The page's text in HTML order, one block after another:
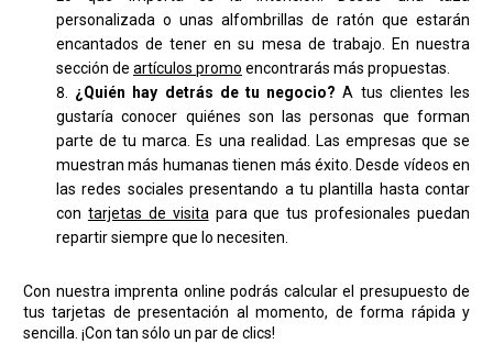
personalizada o unas alfombrillas de ratón que estarán
encantados de tener en su mesa de trabajo. En nuestra
sección de artículos promo encontrarás más propuestas.
¿Quién hay detrás de tu negocio? A tus clientes les
gustaría conocer quiénes son las personas que forman
parte de tu marca. Es una realidad. Las empresas que se
muestran más humanas tienen más éxito. Desde vídeos en
las redes sociales presentando a tu plantilla hasta contar
con tarjetas de visita para que tus profesionales puedan
repartir siempre que lo necesiten.
Con nuestra imprenta online podrás calcular el presupuesto de
tus tarjetas de presentación al momento, de forma rápida y
sencilla. ¡Con tan sólo un par de clics!